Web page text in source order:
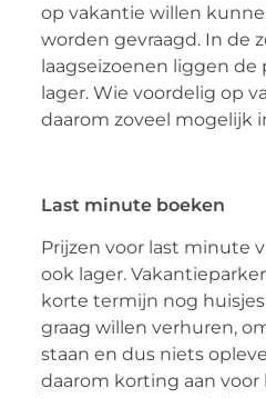
op vakantie willen
worden gevraagd. In de
laagseizoenen liggen de
lager. Wie voordelig op
daarom zoveel mogelijk
Last minute boeken
Prijzen voor last minute
ook lager.
korte termijn nog
graag willen verhuren,
staan en dus niets
daarom korting aan